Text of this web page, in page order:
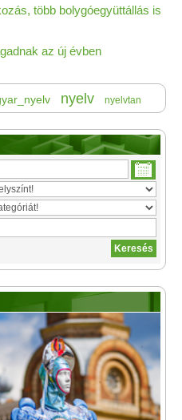
több bolygóegyüttállás is
az új évben
nyelv nyelvtan